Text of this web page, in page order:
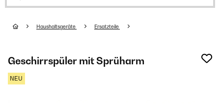
Haushaltsgeräte Ersatzteile
Geschirrspüler mit Sprüharm
NEU